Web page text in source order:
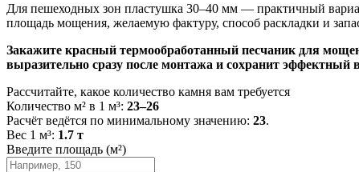
Для пешеходных зон пластушка 30–40 мм — практичный
площадь мощения, желаемую фактуру, способ раскладки и
Закажите красный термообработанный песчаник для
выразительно сразу после монтажа и сохранит эффектный
Рассчитайте, какое количество камня вам требуется
Количество м² в 1 м³: 23–26
Расчёт ведётся по минимальному значению: 23.
Вес 1 м³: 1.7 т
Введите площадь (м²)